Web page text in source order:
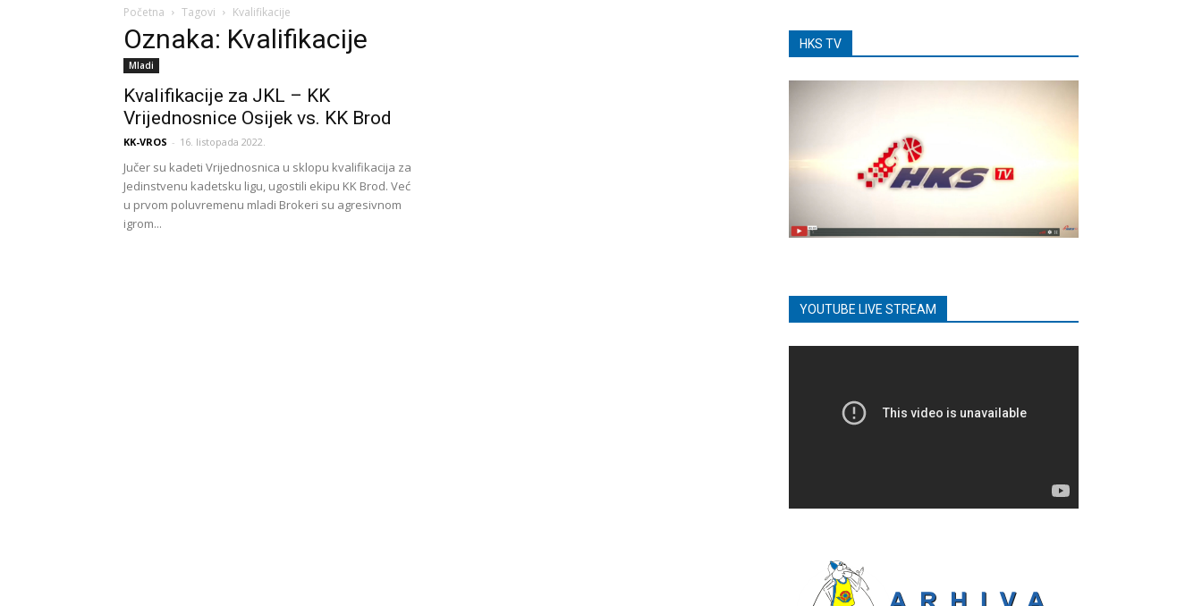
Početna Tagovi Kvalifikacije
Oznaka: Kvalifikacije
Mladi
Kvalifikacije za JKL – KK
Vrijednosnice Osijek vs. KK Brod
KK-VROS - 16. listopada 2022.
Jučer su kadeti Vrijednosnica u sklopu kvalifikacija za
Jedinstvenu kadetsku ligu, ugostili ekipu KK Brod. Već
u prvom poluvremenu mladi Brokeri su agresivnom
igrom...
HKS TV
YOUTUBE LIVE STREAM